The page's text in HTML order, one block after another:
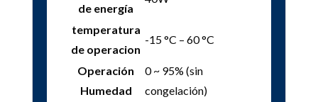
de energía
temperatura
de operacion
-15 °C – 60 °C
Operación
Humedad
0 ~ 95% (sin
congelación)